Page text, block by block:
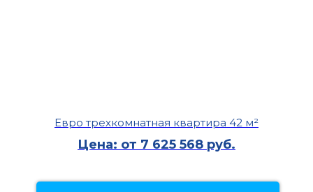
Евро трехкомнатная квартира 42 м²
Цена: от 7 625 568 руб.